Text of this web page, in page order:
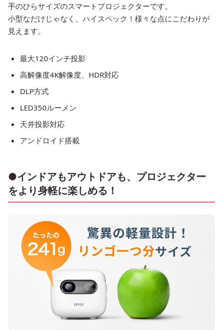
手のひらサイズのスマートプロジェクターです。
小型なだけじゃなく、ハイスペック！様々な点にこだわりが
見えます。
最大120インチ投影
高解像度4K解像度、HDR対応
DLP方式
LED350ルーメン
天井投影対応
アンドロイド搭載
●インドアもアウトドアも、プロジェクター
をより身軽に楽しめる！